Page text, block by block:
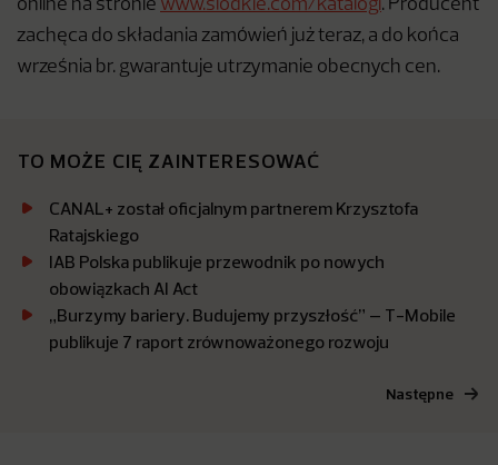
online na stronie www.slodkie.com/katalogi. Producent
zachęca do składania zamówień już teraz, a do końca
września br. gwarantuje utrzymanie obecnych cen.
TO MOŻE CIĘ ZAINTERESOWAĆ
CANAL+ został oficjalnym partnerem Krzysztofa
Ratajskiego
IAB Polska publikuje przewodnik po nowych
obowiązkach AI Act
„Burzymy bariery. Budujemy przyszłość” – T-Mobile
publikuje 7 raport zrównoważonego rozwoju
Następne